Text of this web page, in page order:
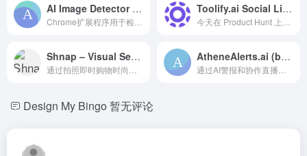
AI Image Detector & Fake Picture Check Online Toolify.ai Social Listening
Shnap – Visual Search for Fashion AtheneAlerts.ai (beta)
Design My Bingo 暂无评论